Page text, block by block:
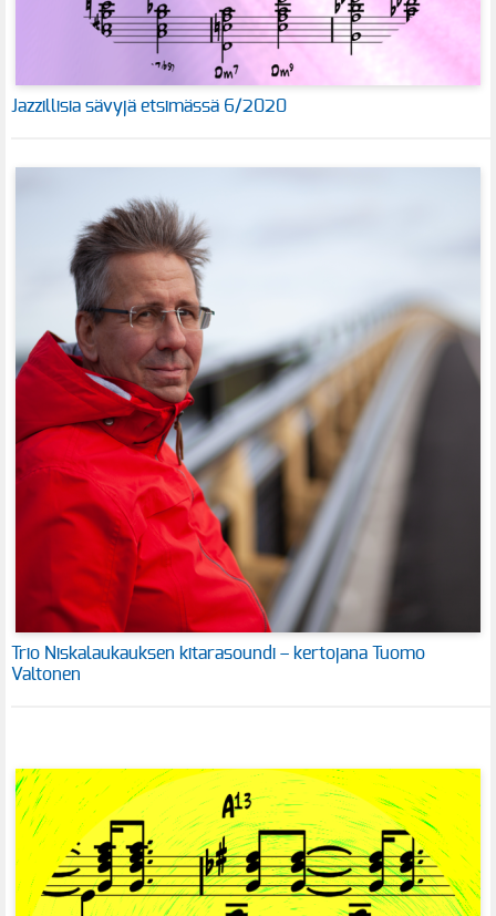
Jazzillisia sävyjä etsimässä 6/2020
Trio Niskalaukauksen kitarasoundi – kertojana Tuomo
Valtonen